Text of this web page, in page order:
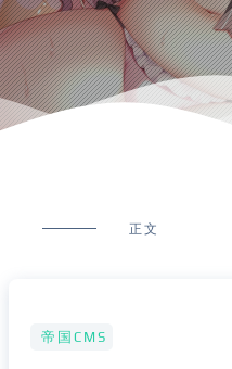
正文
帝国CMS